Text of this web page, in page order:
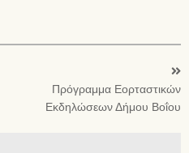
Πρόγραμμα Εορταστικών
Εκδηλώσεων Δήμου Βοΐου